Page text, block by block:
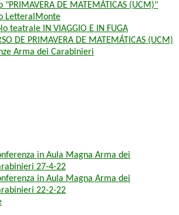
"PRIMAVERA DE MATEMÁTICAS (UCM)"
LetteralMonte
teatrale IN VIAGGIO E IN FUGA
DE PRIMAVERA DE MATEMÁTICAS (UCM)
Arma dei Carabinieri
in Aula Magna Arma dei
27-4-22
in Aula Magna Arma dei
22-2-22